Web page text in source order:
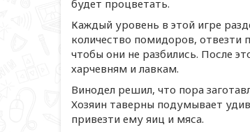
будет процветать.
Каждый уровень в этой игре
количество помидоров, отвезти
чтобы они не разбились. После
харчевням и лавкам.
Винодел решил, что пора
Хозяин таверны подумывает
привезти ему яиц и мяса.